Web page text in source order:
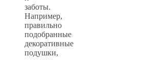
заботы.
Например,
правильно
подобранные
декоративные
подушки,